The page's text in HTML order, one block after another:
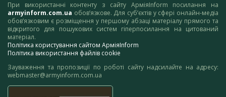
При використанні контенту з сайту АрміяInform посилання на
armyinform.com.ua обов’язкове. Для суб’єктів у сфері онлайн-медіа
обов’язковим є розміщення у першому абзаці матеріалу прямого та
відкритого для пошукових систем гіперпосилання на цитований
матеріал.
Політика користування сайтом АрміяInform
Політика використання файлів cookie
Зауваження та пропозиції по роботі сайту надсилайте на адресу:
webmaster@armyinform.com.ua